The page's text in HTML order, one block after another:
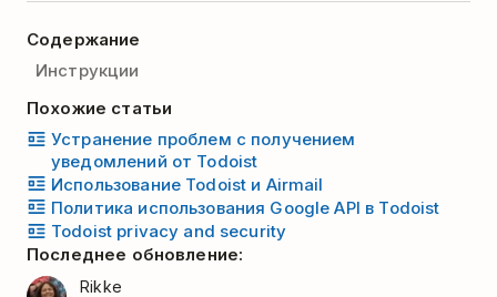
Содержание
Инструкции
Похожие статьи
Устранение проблем с получением
уведомлений от Todoist
Использование Todoist и Airmail
Политика использования Google API в Todoist
Todoist privacy and security
Последнее обновление:
Rikke